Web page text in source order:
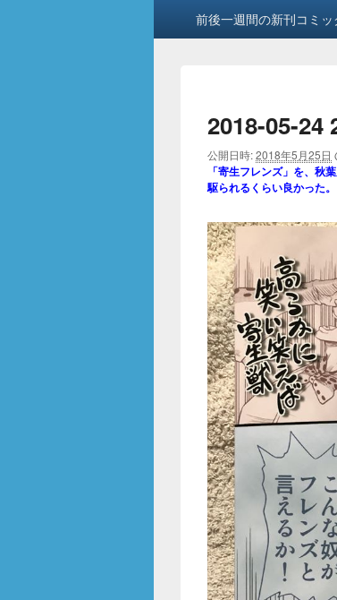
前後一週間の新刊コミッ
2018-05-24
公開日時:2018年5月25日
「寄生フレンズ」を、秋
駆られるくらい良かった。